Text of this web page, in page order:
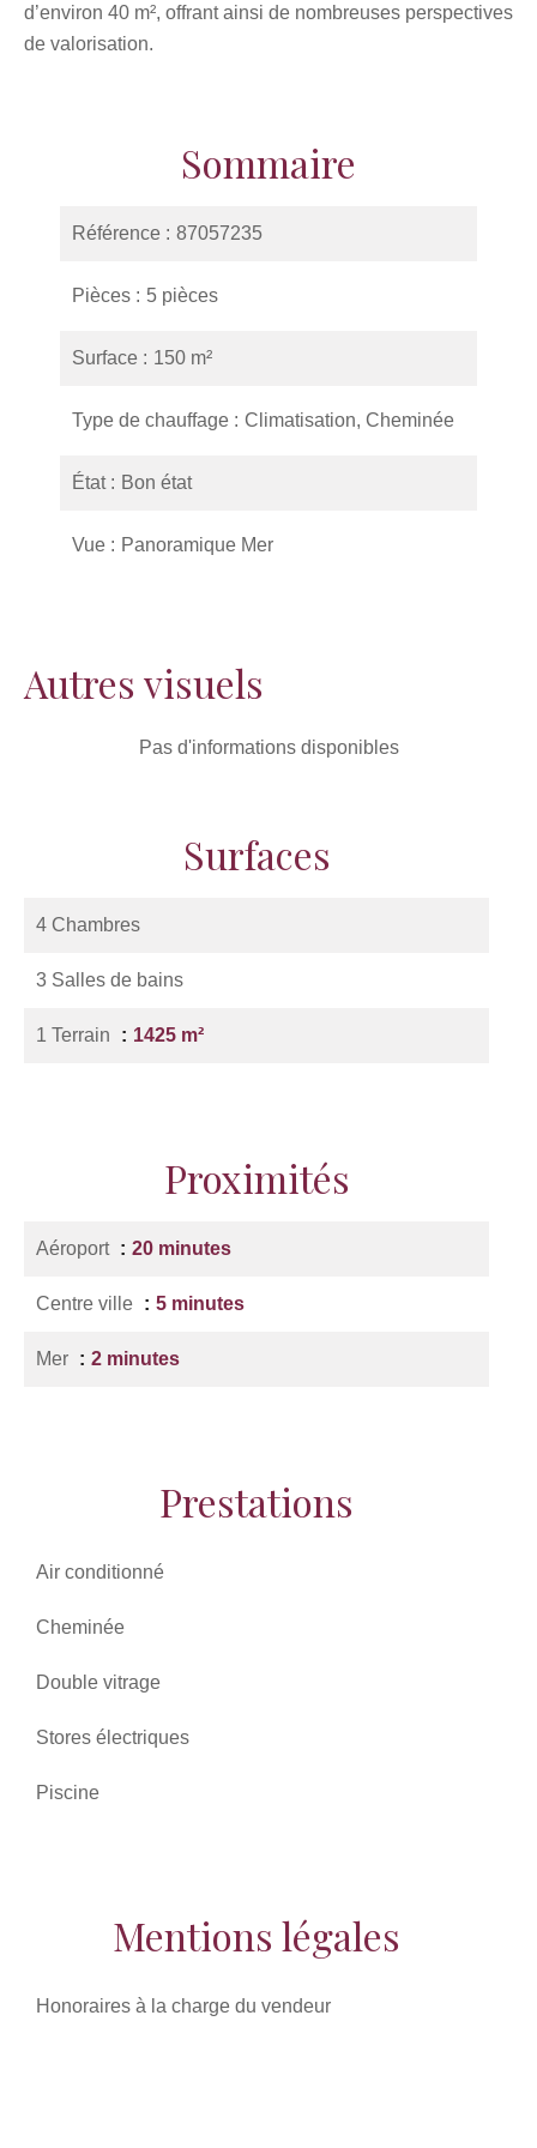
d’environ 40 m², offrant ainsi de nombreuses perspectives
de valorisation.
Sommaire
Référence 87057235
Pièces 5 pièces
Surface 150 m²
Type de chauffage Climatisation, Cheminée
État Bon état
Vue Panoramique Mer
Autres visuels
Pas d'informations disponibles
Surfaces
4 Chambres
3 Salles de bains
1 Terrain 1425 m²
Proximités
Aéroport 20 minutes
Centre ville 5 minutes
Mer 2 minutes
Prestations
Air conditionné
Cheminée
Double vitrage
Stores électriques
Piscine
Mentions légales
Honoraires à la charge du vendeur